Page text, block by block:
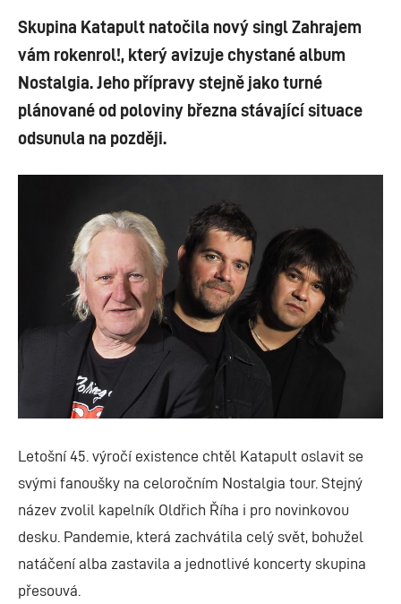
Skupina Katapult natočila nový singl Zahrajem
vám rokenrol!, který avizuje chystané album
Nostalgia. Jeho přípravy stejně jako turné
plánované od poloviny března stávající situace
odsunula na později.
Letošní 45. výročí existence chtěl Katapult oslavit se
svými fanoušky na celoročním Nostalgia tour. Stejný
název zvolil kapelník Oldřich Říha i pro novinkovou
desku. Pandemie, která zachvátila celý svět, bohužel
natáčení alba zastavila a jednotlivé koncerty skupina
přesouvá.